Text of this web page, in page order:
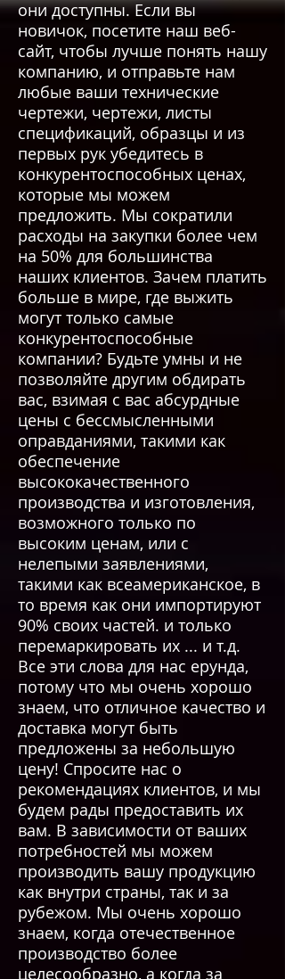
они доступны. Если вы
новичок, посетите наш веб-
сайт, чтобы лучше понять нашу
компанию, и отправьте нам
любые ваши технические
чертежи, чертежи, листы
спецификаций, образцы и из
первых рук убедитесь в
конкурентоспособных ценах,
которые мы можем
предложить. Мы сократили
расходы на закупки более чем
на 50% для большинства
наших клиентов. Зачем платить
больше в мире, где выжить
могут только самые
конкурентоспособные
компании? Будьте умны и не
позволяйте другим обдирать
вас, взимая с вас абсурдные
цены с бессмысленными
оправданиями, такими как
обеспечение
высококачественного
производства и изготовления,
возможного только по
высоким ценам, или с
нелепыми заявлениями,
такими как всеамериканское, в
то время как они импортируют
90% своих частей. и только
перемаркировать их ... и т.д.
Все эти слова для нас ерунда,
потому что мы очень хорошо
знаем, что отличное качество и
доставка могут быть
предложены за небольшую
цену! Спросите нас о
рекомендациях клиентов, и мы
будем рады предоставить их
вам. В зависимости от ваших
потребностей мы можем
производить вашу продукцию
как внутри страны, так и за
рубежом. Мы очень хорошо
знаем, когда отечественное
производство более
целесообразно, а когда за